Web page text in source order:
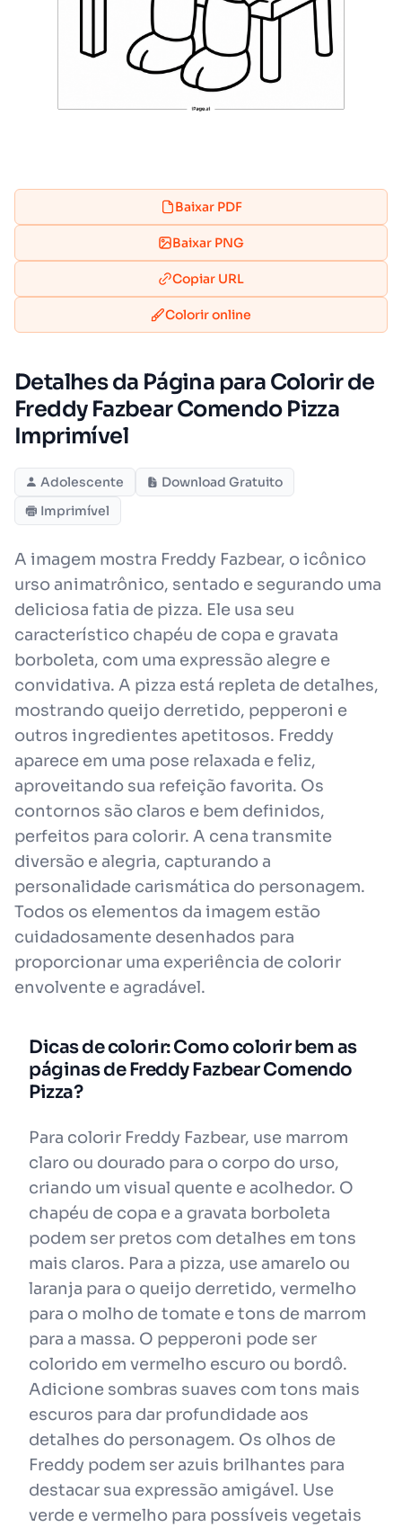
Baixar PDF
Baixar PNG
Copiar URL
Colorir online
Detalhes da Página para Colorir de
Freddy Fazbear Comendo Pizza
Imprimível
Adolescente
Download Gratuito
Imprimível
A imagem mostra Freddy Fazbear, o icônico
urso animatrônico, sentado e segurando uma
deliciosa fatia de pizza. Ele usa seu
característico chapéu de copa e gravata
borboleta, com uma expressão alegre e
convidativa. A pizza está repleta de detalhes,
mostrando queijo derretido, pepperoni e
outros ingredientes apetitosos. Freddy
aparece em uma pose relaxada e feliz,
aproveitando sua refeição favorita. Os
contornos são claros e bem definidos,
perfeitos para colorir. A cena transmite
diversão e alegria, capturando a
personalidade carismática do personagem.
Todos os elementos da imagem estão
cuidadosamente desenhados para
proporcionar uma experiência de colorir
envolvente e agradável.
Dicas de colorir: Como colorir bem as
páginas de Freddy Fazbear Comendo
Pizza?
Para colorir Freddy Fazbear, use marrom
claro ou dourado para o corpo do urso,
criando um visual quente e acolhedor. O
chapéu de copa e a gravata borboleta
podem ser pretos com detalhes em tons
mais claros. Para a pizza, use amarelo ou
laranja para o queijo derretido, vermelho
para o molho de tomate e tons de marrom
para a massa. O pepperoni pode ser
colorido em vermelho escuro ou bordô.
Adicione sombras suaves com tons mais
escuros para dar profundidade aos
detalhes do personagem. Os olhos de
Freddy podem ser azuis brilhantes para
destacar sua expressão amigável. Use
verde e vermelho para possíveis vegetais